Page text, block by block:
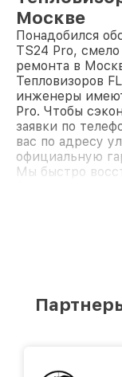
Москве
Понадобился
TS24 Pro,
ремонта в
Тепловизоров
инженеры
Pro. Чтобы
заявки по
вас по адресу
официальную
Мы быстро